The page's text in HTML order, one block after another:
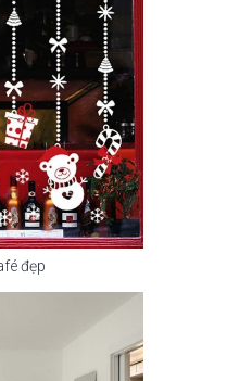
đẹp